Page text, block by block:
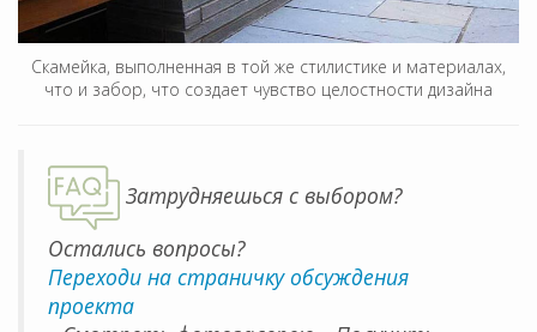
Скамейка, выполненная в той же стилистике и материалах,
что и забор, что создает чувство целостности дизайна
Затрудняешься с выбором?
Остались вопросы?
Переходи на страничку обсуждения
проекта